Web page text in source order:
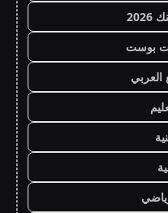
بوست
العربي